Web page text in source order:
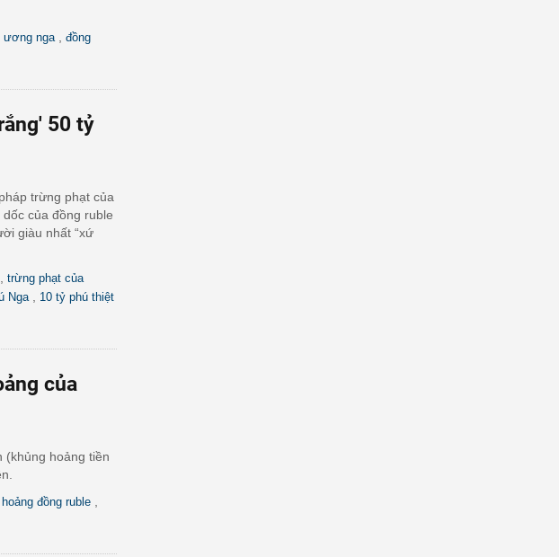
ương nga
đồng
50 tỷ
trừng phạt của
của đồng ruble
giàu nhất “xứ
trừng phạt của
Nga
10 tỷ phú thiệt
của
(khủng hoảng tiền
đồng ruble